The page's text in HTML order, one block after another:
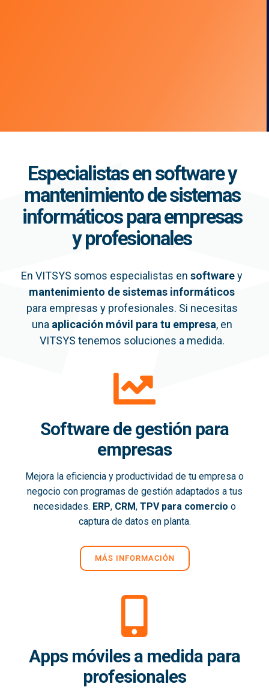
Especialistas en software y
mantenimiento de sistemas
informáticos para empresas
y profesionales
En VITSYS somos especialistas en softwarey
mantenimiento de sistemas informáticos
para empresas y profesionales. Si necesitas
una aplicación móvil para tu empresa, en
VITSYS tenemos soluciones a medida.
Software de gestión para
empresas
Mejora la eficiencia y productividad de tu empresa o
negocio con programas de gestión adaptados a tus
necesidades. ERP, CRM, TPV para comercio o
captura de datos en planta.
MÁS INFORMACIÓN
Apps móviles a medida para
profesionales